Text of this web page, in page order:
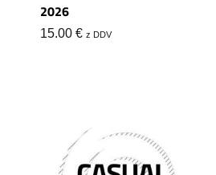
2026
15.00 € z DDV